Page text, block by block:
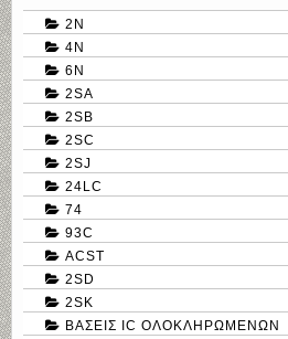
2N
4N
6N
2SA
2SB
2SC
2SJ
24LC
74
93C
ACST
2SD
2SK
ΒΑΣΕΙΣ IC ΟΛΟΚΛΗΡΩΜΕΝΩΝ